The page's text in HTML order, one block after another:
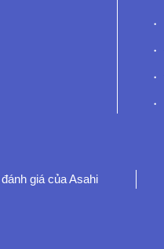
giá của Asahi